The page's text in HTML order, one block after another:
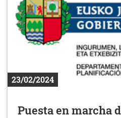
23/02/2024
Puesta en marcha